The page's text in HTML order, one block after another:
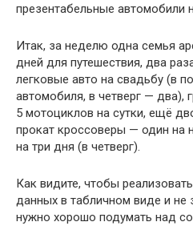
презентабельные автомобили
Итак, за неделю одна семья
дней для путешествия, два
легковые авто на свадьбу (в
автомобиля, в четверг — два),
5 мотоциклов на сутки, ещё
прокат кроссоверы — один на
на три дня (в четверг).
Как видите, чтобы
данных в табличном виде и не
нужно хорошо подумать над